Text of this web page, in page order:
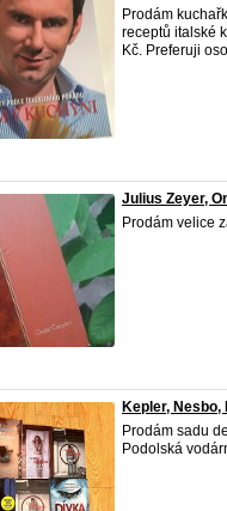
Prodám
receptů italské
Kč. Preferuji
Julius Zeyer,
Prodám velice
Kepler,
Prodám sadu
Podolská